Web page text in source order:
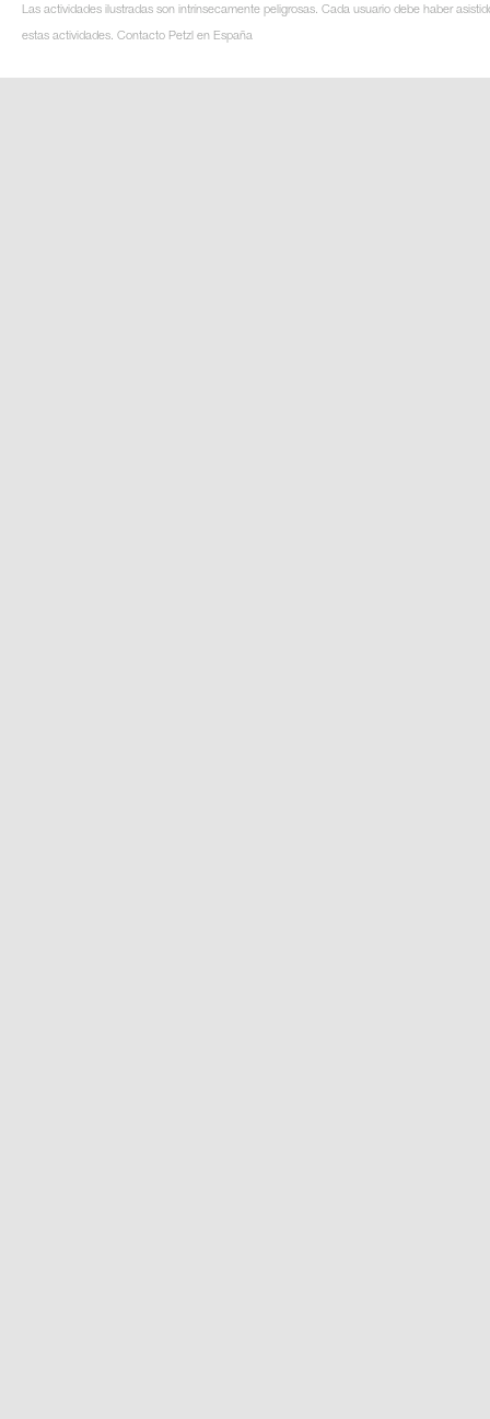
Las actividades ilustradas son intrínsecamente peligrosas. Cada usuario debe haber
estas actividades. Contacto Petzl en España